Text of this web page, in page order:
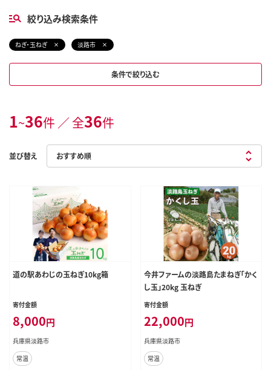
絞り込み検索条件
ねぎ・玉ねぎ 淡路市
条件で絞り込む
1~36件 ／ 全36件
並び替え
道の駅あわじの玉ねぎ10kg箱
寄付金額
8,000円
兵庫県淡路市
常温
今井ファームの淡路島たまねぎ「かく
し玉」20kg 玉ねぎ
寄付金額
22,000円
兵庫県淡路市
常温